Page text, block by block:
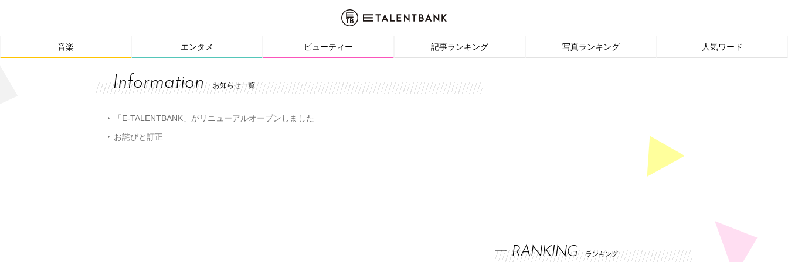
音楽 エンタメ ビューティー 記事ランキング 写真ランキング 人気ワード
Information お知らせ一覧
「E-TALENTBANK」がリニューアルオープンしました
お詫びと訂正
RANKING ランキング